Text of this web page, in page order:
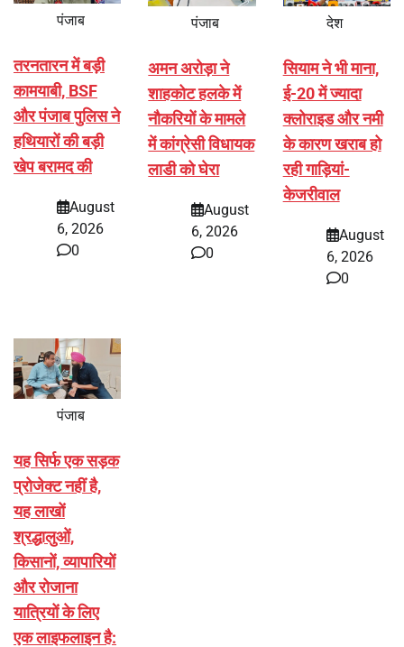
पंजाब
तरनतारन में बड़ी
कामयाबी, BSF
और पंजाब पुलिस ने
हथियारों की बड़ी
खेप बरामद की
August
6, 2026
0
पंजाब
अमन अरोड़ा ने
शाहकोट हलके में
नौकरियों के मामले
में कांग्रेसी विधायक
लाडी को घेरा
August
6, 2026
0
देश
सियाम ने भी माना,
ई-20 में ज्यादा
क्लोराइड और नमी
के कारण खराब हो
रही गाड़ियां-
केजरीवाल
August
6, 2026
0
पंजाब
यह सिर्फ एक सड़क
प्रोजेक्ट नहीं है,
यह लाखों
श्रद्धालुओं,
किसानों, व्यापारियों
और रोजाना
यात्रियों के लिए
एक लाइफलाइन है: